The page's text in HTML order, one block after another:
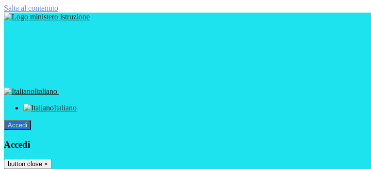
Salta al contenuto
Italiano
Italiano
Accedi
Accedi
button close ×